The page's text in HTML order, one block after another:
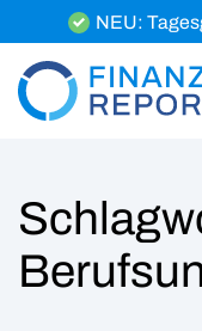
Inhalt
springen
NEU: